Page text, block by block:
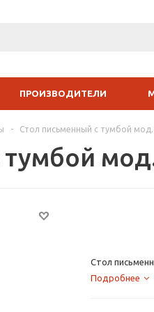
ПРОИЗВОДИТЕЛИ
- Стол письменный с тумбой
Стол
Подробнее